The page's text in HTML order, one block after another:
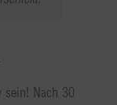
Nach 30